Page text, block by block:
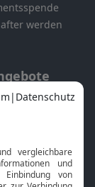
werden